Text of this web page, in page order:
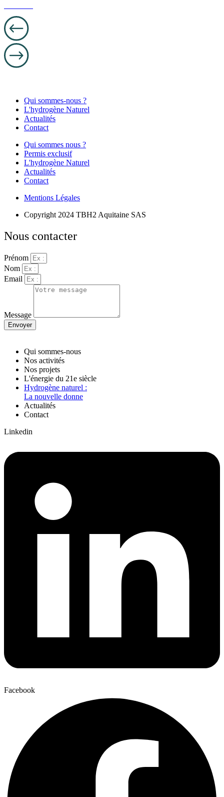
Qui sommes-nous ?
L'hydrogène Naturel
Actualités
Contact
Qui sommes nous ?
Permis exclusif
L'hydrogène Naturel
Actualités
Contact
Mentions Légales
Copyright 2024 TBH2 Aquitaine SAS
Nous contacter
Prénom
Nom
Email
Message
Envoyer
Qui sommes-nous
Nos activités
Nos projets
L'énergie du 21e siècle
Hydrogène naturel :
La nouvelle donne
Actualités
Contact
Linkedin
Facebook